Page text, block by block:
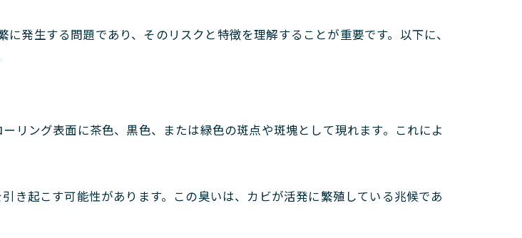
発生する問題であり、そのリスクと特徴を理解することが重要です。以下に、
リング表面に茶色、黒色、または緑色の斑点や斑塊として現れます。これによ
き起こす可能性があります。この臭いは、カビが活発に繁殖している兆候であ